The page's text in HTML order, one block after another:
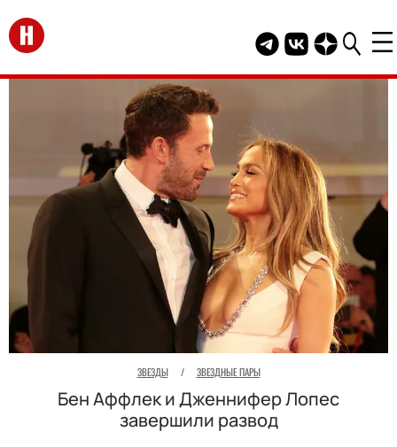
Перейти на главную
Telegram канал
Группа HELLO
Канал
ЗВЕЗДЫ / ЗВЕЗДНЫЕ ПАРЫ
Бен Аффлек и Дженнифер Лопес
завершили развод